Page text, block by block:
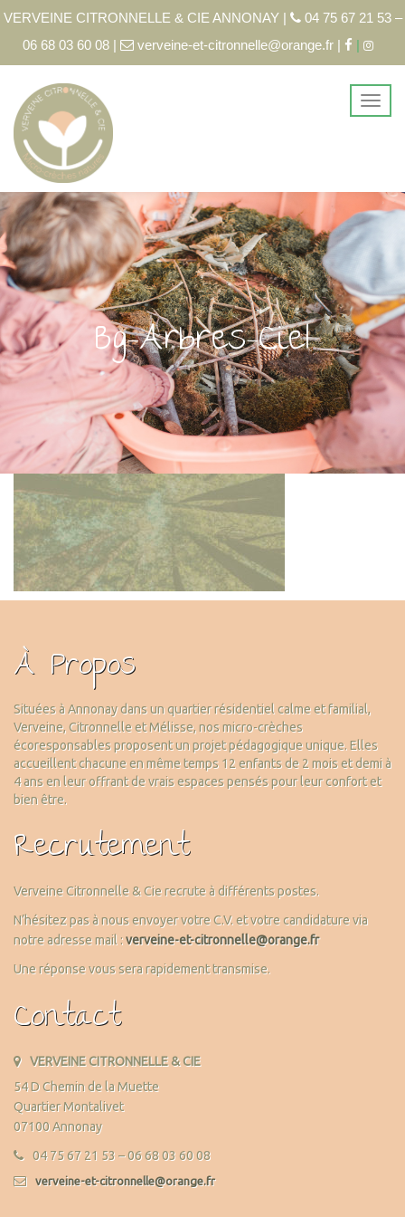
VERVEINE CITRONNELLE & CIE ANNONAY |
04 75 67 21 53 –
06 68 03 60 08 |
verveine-et-citronnelle@orange.fr | |
Bg-Arbres-Ciel
À Propos
Situées à Annonay dans un quartier résidentiel calme et familial,
Verveine, Citronnelle et Mélisse, nos micro-crèches
écoresponsables proposent un projet pédagogique unique. Elles
accueillent chacune en même temps 12 enfants de 2 mois et demi à
4 ans en leur offrant de vrais espaces pensés pour leur confort et
bien être.
Recrutement
Verveine Citronnelle & Cie recrute à différents postes.
N’hésitez pas à nous envoyer votre C.V. et votre candidature via
notre adresse mail :verveine-et-citronnelle@orange.fr
Une réponse vous sera rapidement transmise.
Contact
VERVEINE CITRONNELLE & CIE
54 D Chemin de la Muette
Quartier Montalivet
07100 Annonay
04 75 67 21 53 – 06 68 03 60 08
verveine-et-citronnelle@orange.fr